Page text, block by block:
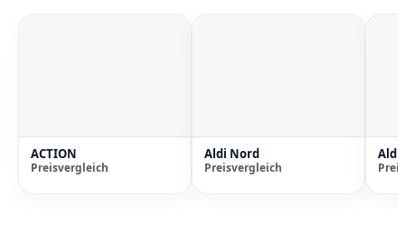
ACTION
Preisvergleich
Aldi Nord
Preisvergleich
Aldi